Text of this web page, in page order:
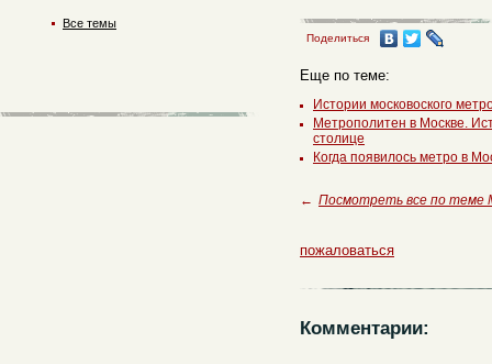
Поделиться
Еще по теме:
Истории московоского
Метрополитен в Москве.
столице
Когда появилось метро в
← Посмотреть все по теме
пожаловаться
Комментарии:
Все темы